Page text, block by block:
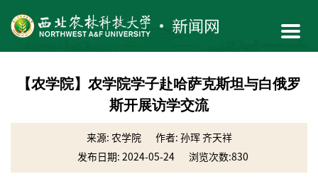
【农学院】农学院学子赴哈萨克斯坦与白俄罗
斯开展访学交流
来源: 农学院
作者: 孙珲 齐天祥
发布日期: 2024-05-24
浏览次数:830